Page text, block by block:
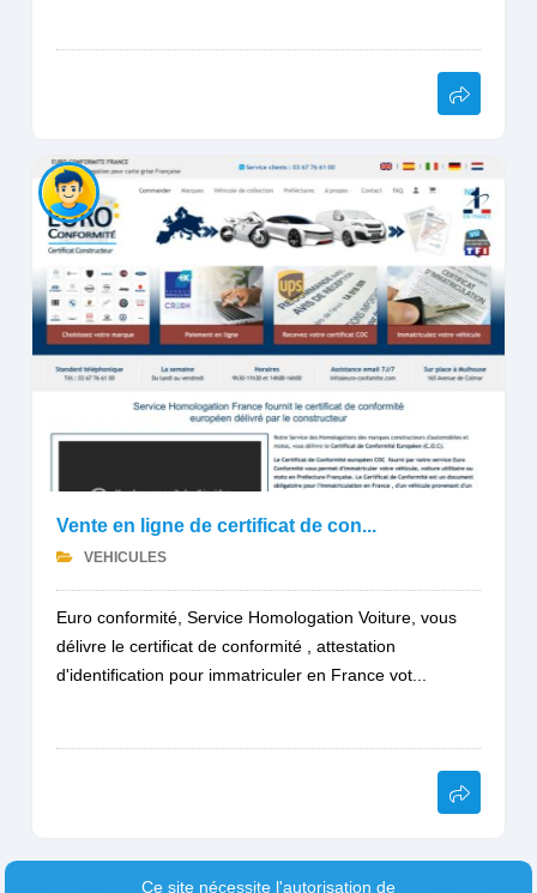
Vente en ligne de certificat de con...
VEHICULES
Euro conformité, Service Homologation Voiture, vous
délivre le certificat de conformité , attestation
d'identification pour immatriculer en France vot...
Ce site nécessite l'autorisation de